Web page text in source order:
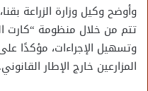
وأوضح وكيل وزارة الزراعة
تتم من خلال منظومة “كارت
وتسهيل الإجراءات، مؤكدًا
المزارعين خارج الإطار القانوني.